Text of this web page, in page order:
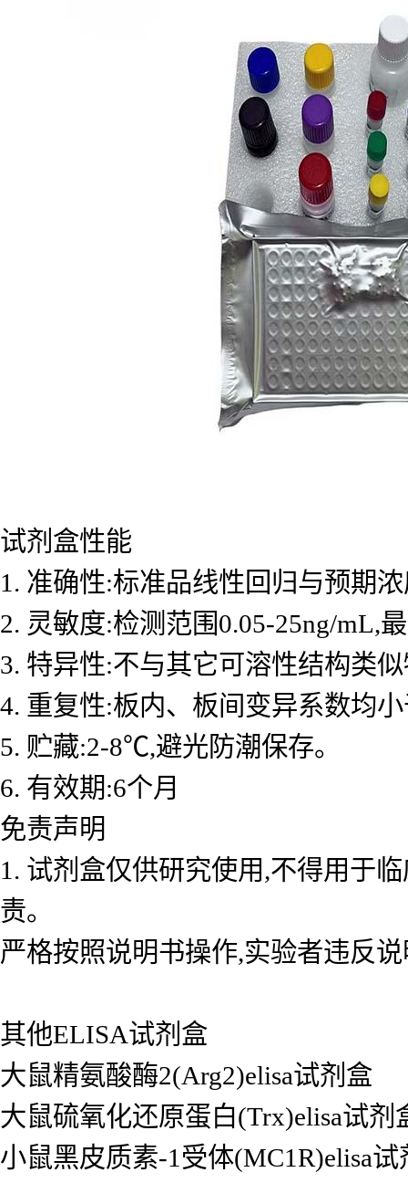
试剂盒性能
1. 准确性:标准品线性回归与预期
2. 灵敏度:检测范围0.05-25ng/mL,
3. 特异性:不与其它可溶性结构类
4. 重复性:板内、板间变异系数均
5. 贮藏:2-8℃,避光防潮保存。
6. 有效期:6个月
免责声明
1. 试剂盒仅供研究使用,不得用于
责。
严格按照说明书操作,实验者违反
其他ELISA试剂盒
大鼠精氨酸酶2(Arg2)elisa试剂盒
大鼠硫氧化还原蛋白(Trx)elisa试剂
小鼠黑皮质素-1受体(MC1R)elisa试